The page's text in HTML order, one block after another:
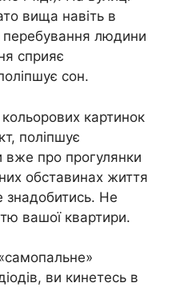
вища навіть в
перебування людини
сприяє
сон.
картинок
поліпшує
про прогулянки
обставинах життя
знадобитись. Не
вашої квартири.
ви кинетесь в